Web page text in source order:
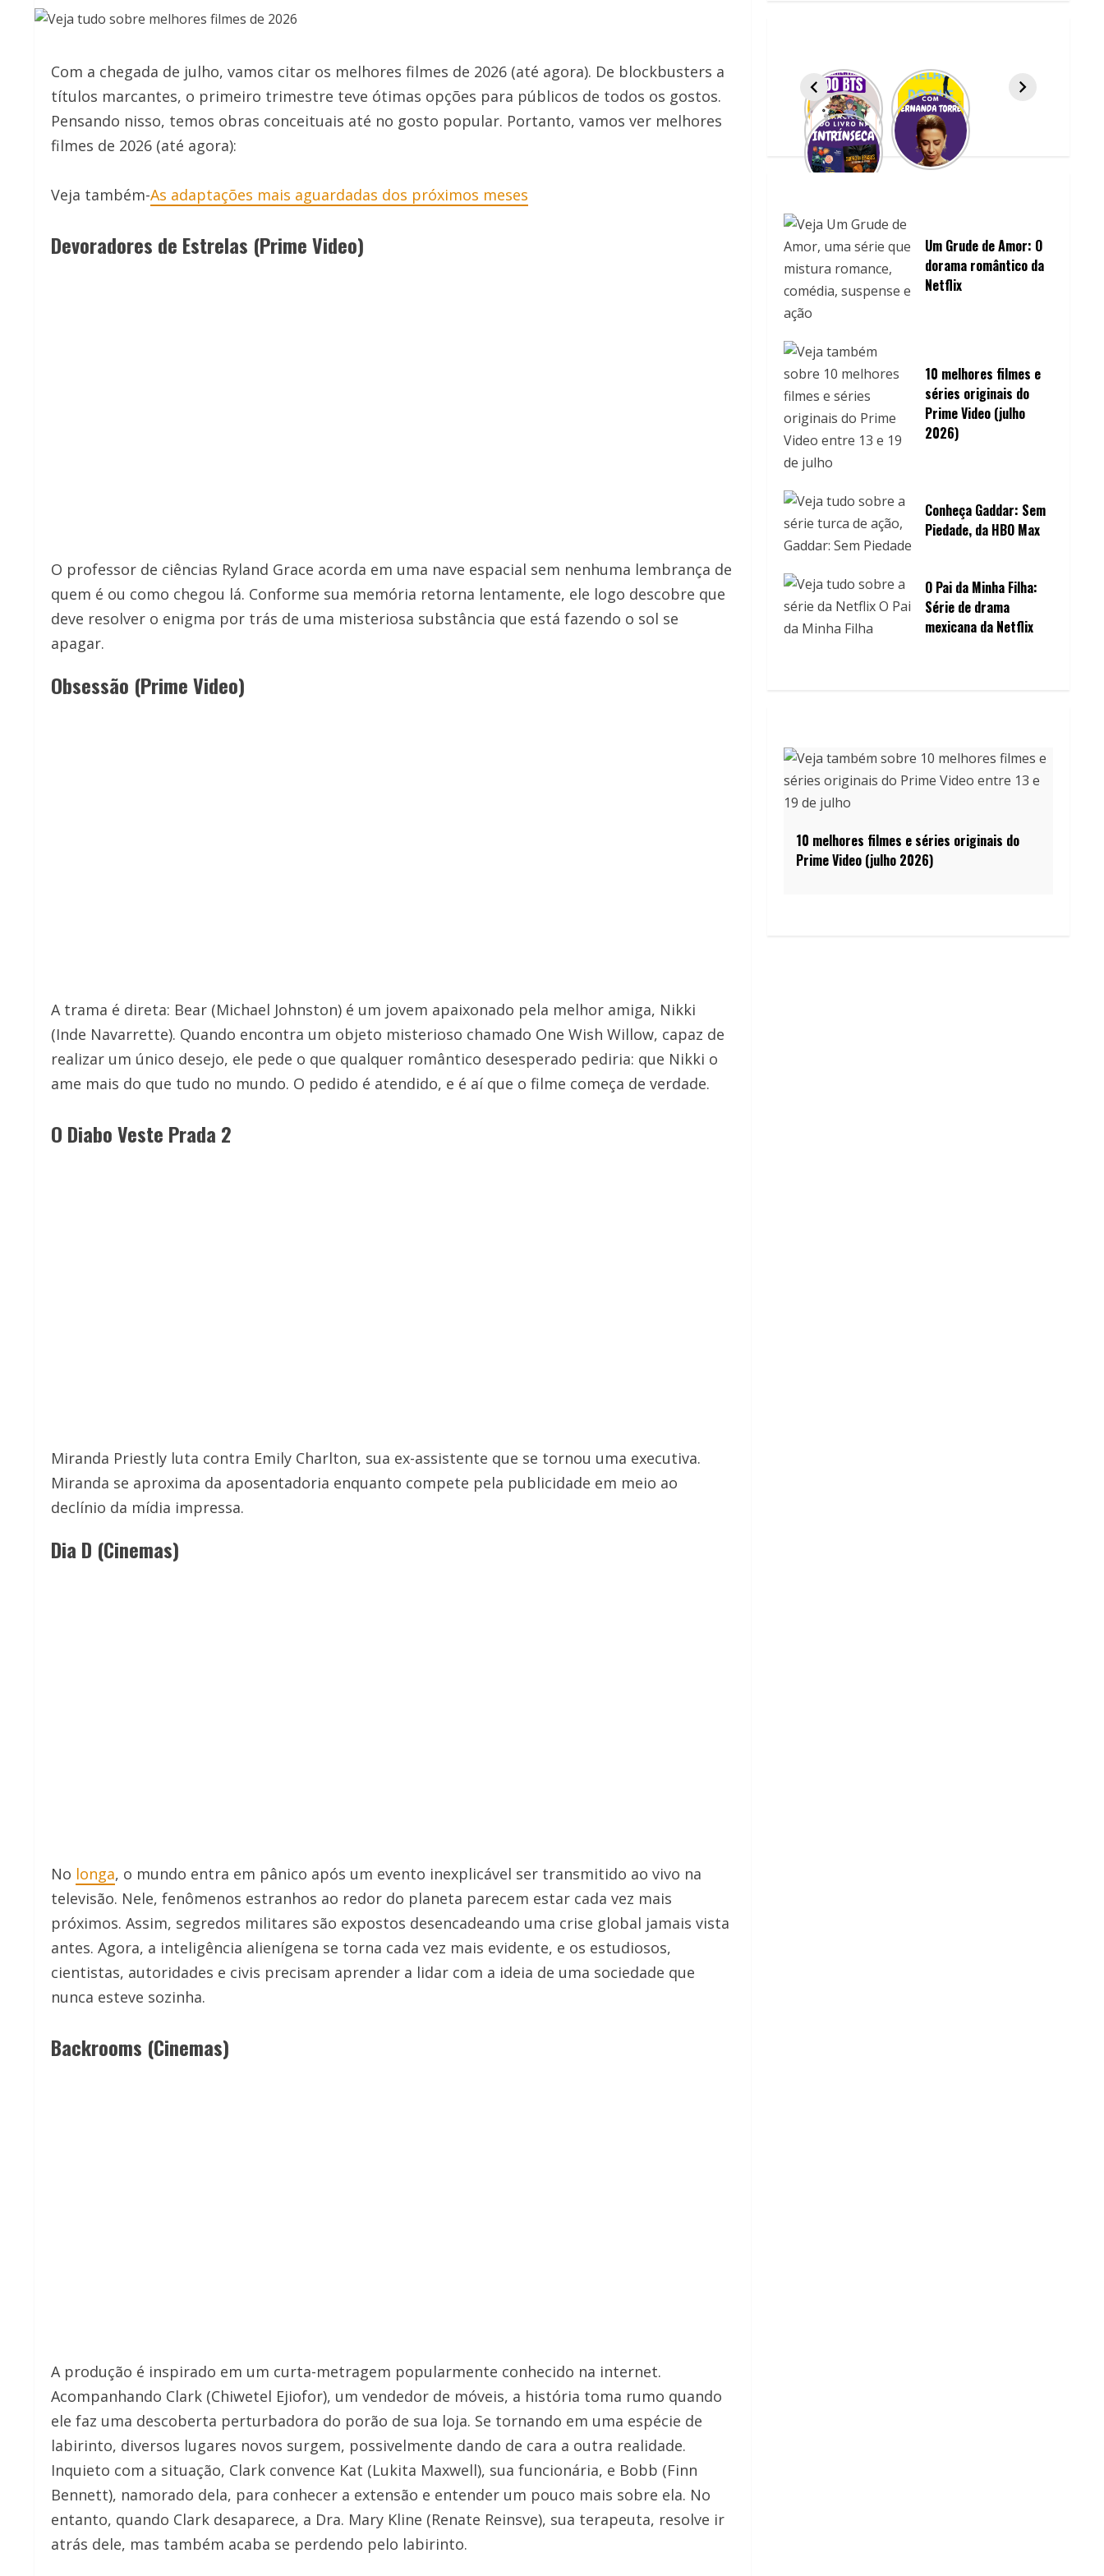
Com a chegada de julho, vamos citar os melhores filmes de 2026 (até agora). De blockbusters a
títulos marcantes, o primeiro trimestre teve ótimas opções para públicos de todos os gostos.
Pensando nisso, temos obras conceituais até no gosto popular. Portanto, vamos ver melhores
filmes de 2026 (até agora):
Veja também-As adaptações mais aguardadas dos próximos meses
Devoradores de Estrelas (Prime Video)
O professor de ciências Ryland Grace acorda em uma nave espacial sem nenhuma lembrança de
quem é ou como chegou lá. Conforme sua memória retorna lentamente, ele logo descobre que
deve resolver o enigma por trás de uma misteriosa substância que está fazendo o sol se
apagar.
Obsessão (Prime Video)
A trama é direta: Bear (Michael Johnston) é um jovem apaixonado pela melhor amiga, Nikki
(Inde Navarrette). Quando encontra um objeto misterioso chamado One Wish Willow, capaz de
realizar um único desejo, ele pede o que qualquer romântico desesperado pediria: que Nikki o
ame mais do que tudo no mundo. O pedido é atendido, e é aí que o filme começa de verdade.
O Diabo Veste Prada 2
Miranda Priestly luta contra Emily Charlton, sua ex-assistente que se tornou uma executiva.
Miranda se aproxima da aposentadoria enquanto compete pela publicidade em meio ao
declínio da mídia impressa.
Dia D (Cinemas)
No longa, o mundo entra em pânico após um evento inexplicável ser transmitido ao vivo na
televisão. Nele, fenômenos estranhos ao redor do planeta parecem estar cada vez mais
próximos. Assim, segredos militares são expostos desencadeando uma crise global jamais vista
antes. Agora, a inteligência alienígena se torna cada vez mais evidente, e os estudiosos,
cientistas, autoridades e civis precisam aprender a lidar com a ideia de uma sociedade que
nunca esteve sozinha.
Backrooms (Cinemas)
A produção é inspirado em um curta-metragem popularmente conhecido na internet.
Acompanhando Clark (Chiwetel Ejiofor), um vendedor de móveis, a história toma rumo quando
ele faz uma descoberta perturbadora do porão de sua loja. Se tornando em uma espécie de
labirinto, diversos lugares novos surgem, possivelmente dando de cara a outra realidade.
Inquieto com a situação, Clark convence Kat (Lukita Maxwell), sua funcionária, e Bobb (Finn
Bennett), namorado dela, para conhecer a extensão e entender um pouco mais sobre ela. No
entanto, quando Clark desaparece, a Dra. Mary Kline (Renate Reinsve), sua terapeuta, resolve ir
atrás dele, mas também acaba se perdendo pelo labirinto.
Um Grude de Amor: O
dorama romântico da
Netflix
10 melhores filmes e
séries originais do
Prime Video (julho
2026)
Conheça Gaddar: Sem
Piedade, da HBO Max
O Pai da Minha Filha:
Série de drama
mexicana da Netflix
10 melhores filmes e séries originais do
Prime Video (julho 2026)